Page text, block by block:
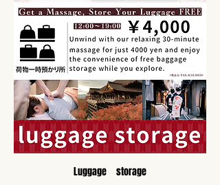
Luggage　storage